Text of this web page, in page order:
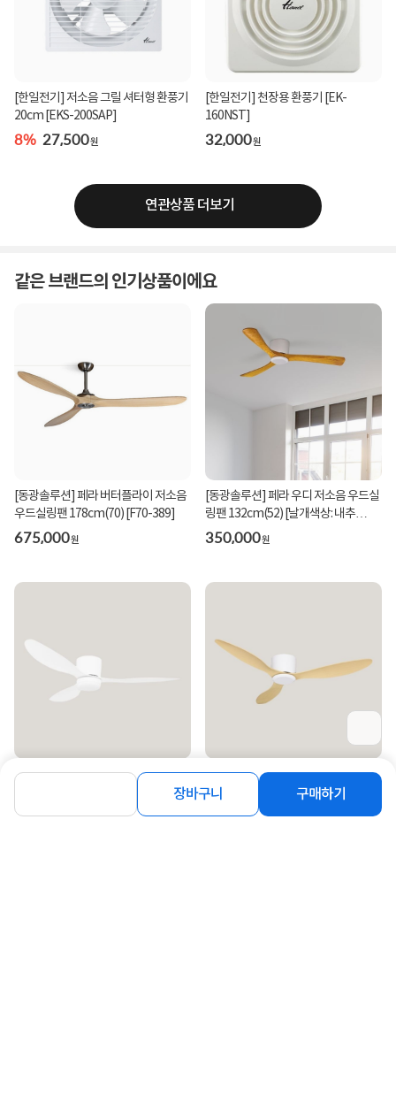
장바구니 구매하기
[한일전기] 저소음 그릴 셔터형 환풍기
20cm [EKS-200SAP]
8% 27,500원
[한일전기] 천장용 환풍기 [EK-
160NST]
32,000원
연관상품 더보기
같은 브랜드의 인기상품이에요
[동광솔루션] 페라 버터플라이 저소음
우드실링팬 178cm(70) [F70-389]
675,000원
[동광솔루션] 페라 우디 저소음 우드실
링팬 132cm(52) [날개색상: 내추
럴/F52-W21]
350,000원
[동광솔루션] 페라G LED 실링팬
314,000원
[동광솔루션] 페라G 실링팬
106cm(42) [네추럴우드/F42-G04]
280,000원